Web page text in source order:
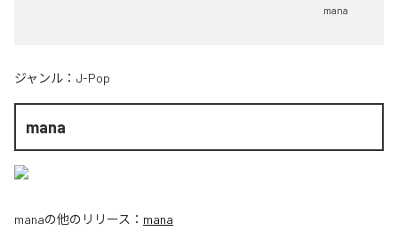
mana
ジャンル： J-Pop
mana
manaの他のリリース： mana